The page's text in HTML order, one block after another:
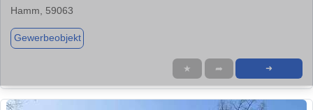
Hamm, 59063
Gewerbeobjekt
★ ➦ ➜